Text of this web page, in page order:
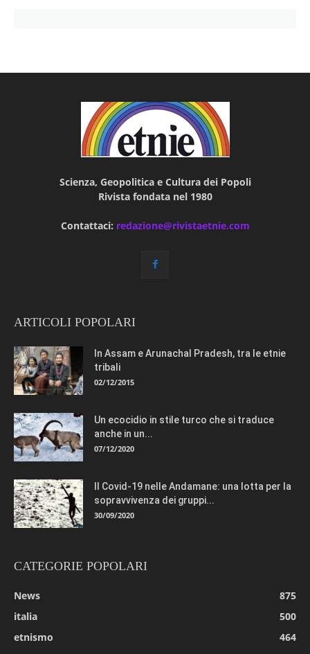
Scienza, Geopolitica e Cultura dei Popoli
Rivista fondata nel 1980
Contattaci: redazione@rivistaetnie.com
ARTICOLI POPOLARI
In Assam e Arunachal Pradesh, tra le etnie
tribali
02/12/2015
Un ecocidio in stile turco che si traduce
anche in un...
07/12/2020
Il Covid-19 nelle Andamane: una lotta per la
sopravvivenza dei gruppi...
30/09/2020
CATEGORIE POPOLARI
News
875
italia
500
etnismo
464